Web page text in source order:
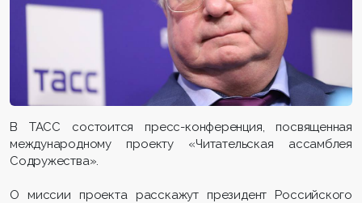
В ТАСС состоится пресс-конференция, посвященная
международному проекту «Читательская ассамблея
Содружества».
О миссии проекта расскажут президент Российского